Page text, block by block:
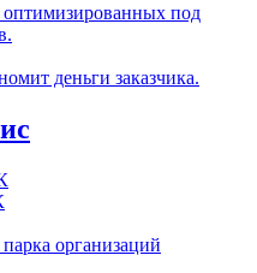
оптимизированных под
деньги заказчика.
организаций